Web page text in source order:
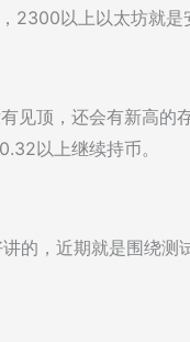
2300以上以太坊就是
见顶，还会有新高的
以上继续持币。
的，近期就是围绕测